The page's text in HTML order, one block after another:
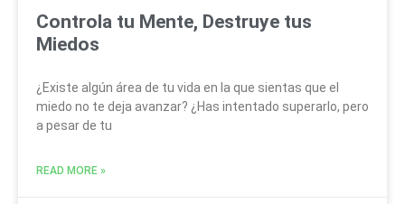
Controla tu Mente, Destruye tus
Miedos
¿Existe algún área de tu vida en la que sientas que el
miedo no te deja avanzar? ¿Has intentado superarlo, pero
a pesar de tu
READ MORE »